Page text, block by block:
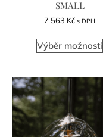
SMALL
7 563 Kč s DPH
Výběr možností